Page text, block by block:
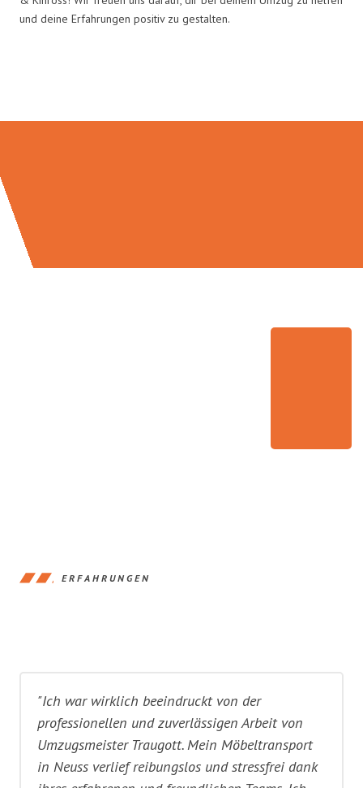
und deine Erfahrungen positiv zu gestalten.
ERFAHRUNGEN
"Ich war wirklich beeindruckt von der
professionellen und zuverlässigen Arbeit von
Umzugsmeister Traugott. Mein Möbeltransport
in Neuss verlief reibungslos und stressfrei dank